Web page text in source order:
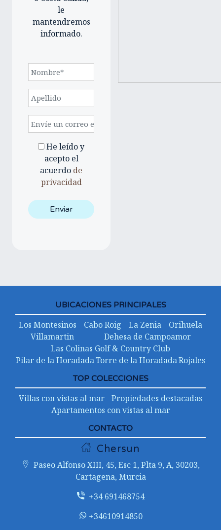
le
mantendremos
informado.
He leído y
acepto el
acuerdo de
privacidad
UBICACIONES PRINCIPALES
Los Montesinos Cabo Roig La Zenia
Orihuela
Villamartin
Dehesa de Campoamor
Las Colinas Golf & Country Club
Pilar de la HoradadaTorre de la HoradadaRojales
TOP COLECCIONES
Villas con vistas al mar
Propiedades destacadas
Apartamentos con vistas al mar
CONTACTO
Chersun
Paseo Alfonso XIII, 45, Esc 1, Plta 9, A, 30203,
Cartagena, Murcia
+34 691468754
+34610914850